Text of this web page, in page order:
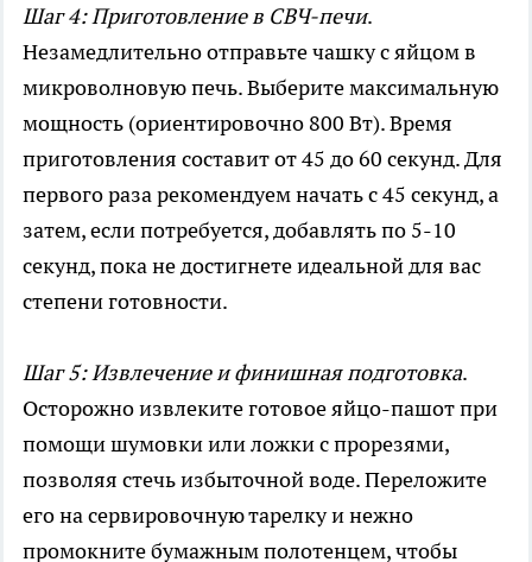
Шаг 4: Приготовление в СВЧ-печи.
Незамедлительно отправьте чашку с яйцом в
микроволновую печь. Выберите максимальную
мощность (ориентировочно 800 Вт). Время
приготовления составит от 45 до 60 секунд. Для
первого раза рекомендуем начать с 45 секунд, а
затем, если потребуется, добавлять по 5-10
секунд, пока не достигнете идеальной для вас
степени готовности.
Шаг 5: Извлечение и финишная подготовка.
Осторожно извлеките готовое яйцо-пашот при
помощи шумовки или ложки с прорезями,
позволяя стечь избыточной воде. Переложите
его на сервировочную тарелку и нежно
промокните бумажным полотенцем, чтобы